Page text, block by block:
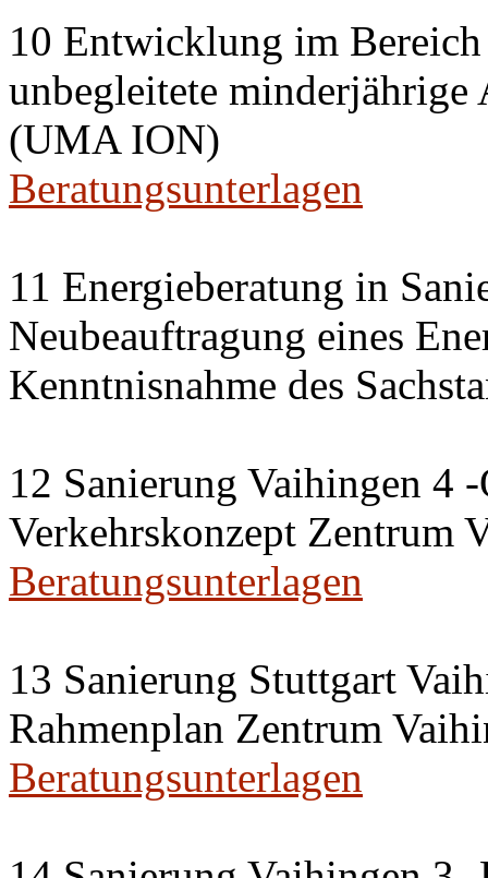
10 Entwicklung im
unbegleitete minderjährige
(UMA ION)
Beratungsunterlagen
11 Energieberatung in
Neubeauftragung eines
Kenntnisnahme des
12 Sanierung Vaihingen 4
Verkehrskonzept Zentrum
Beratungsunterlagen
13 Sanierung Stuttgart
Rahmenplan Zentrum
Beratungsunterlagen